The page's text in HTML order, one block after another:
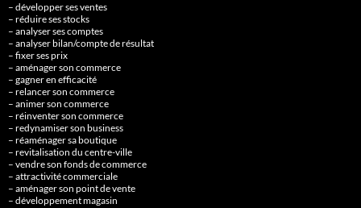
– développer ses ventes
– réduire ses stocks
– analyser ses comptes
– analyser bilan/compte de résultat
– fixer ses prix
– aménager son commerce
– gagner en efficacité
– relancer son commerce
– animer son commerce
– réinventer son commerce
– redynamiser son business
– réaménager sa boutique
– revitalisation du centre-ville
– vendre son fonds de commerce
– attractivité commerciale
– aménager son point de vente
– développement magasin